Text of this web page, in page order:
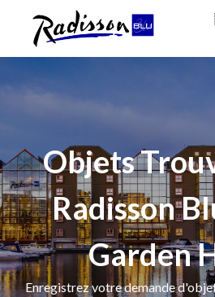
Objets
Radisson
Garden
Enregistrez votre demande